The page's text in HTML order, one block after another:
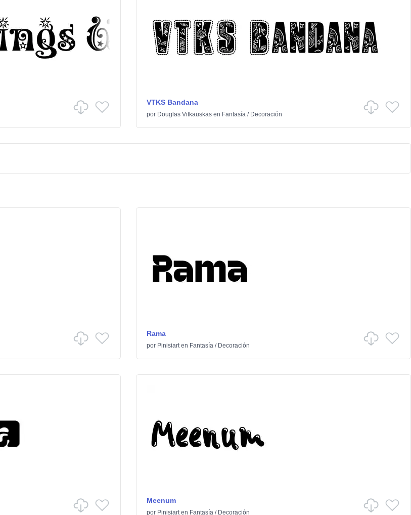
VTKS Bandana
por Douglas Vitkauskasen Fantasía/ Decoración
Rama
por Pinisiarten Fantasía/ Decoración
Meenum
por Pinisiarten Fantasía/ Decoración